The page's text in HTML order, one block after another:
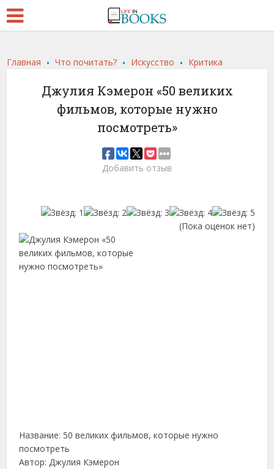
Главная .Что почитать? . Искусство . Критика
Джулия Кэмерон «50 великих
фильмов, которые нужно
посмотреть»
Добавить отзыв
(Пока оценок нет)
Название: 50 великих фильмов, которые нужно
посмотреть
Автор: Джулия Кэмерон